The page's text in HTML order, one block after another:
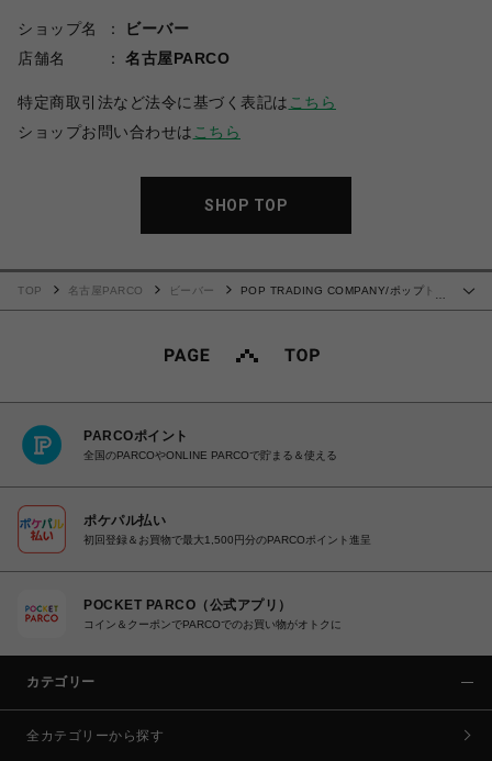
ショップ名
ビーバー
店舗名
名古屋PARCO
特定商取引法など法令に基づく表記は こちら
ショップお問い合わせは こちら
SHOP TOP
…
TOP 名古屋PARCO ビーバー
POP TRADING COMPANY/ポップトレ
PARCOポイント
全国のPARCOやONLINE PARCOで貯まる＆使える
ポケパル払い
初回登録＆お買物で最大1,500円分のPARCOポイント進呈
POCKET PARCO（公式アプリ）
コイン＆クーポンでPARCOでのお買い物がオトクに
カテゴリー
全カテゴリーから探す